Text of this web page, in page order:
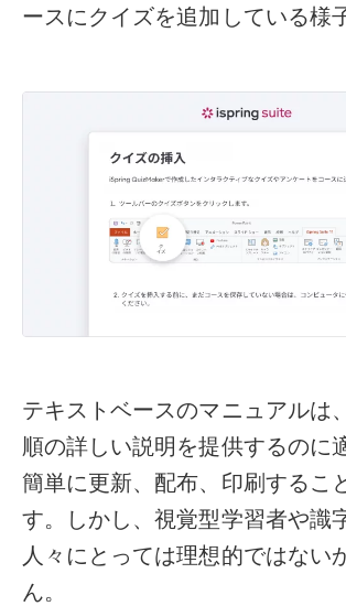
ースにクイズを追加している様
テキストベースのマニュアルは
順の詳しい説明を提供するのに
簡単に更新、配布、印刷するこ
す。しかし、視覚型学習者や識
人々にとっては理想的ではない
ん。